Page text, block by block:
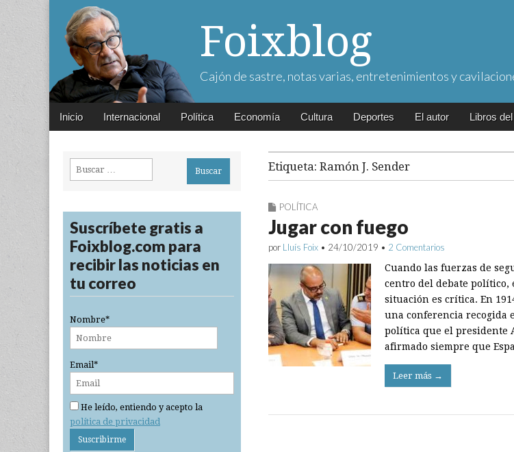
Foixblog
Cajón de sastre, notas varias, entretenimientos y
Main
Skip
Inicio Internacional Política Economía Cultura Deportes El autor Libros
Etiqueta: Ramón J. Sender
POLÍTICA
Jugar con fuego
por Lluís Foix • 24/10/2019 • 2 Comentarios
Cuando las fuerzas de
centro del debate político,
situación es crítica. En
una confe­rencia recogida
política que el presidente
afirmado siempre que
Leer más →
Buscar:
Suscríbete gratis a
Foixblog.com para
recibir las noticias en
tu correo
Nombre*
Email*
He leído, entiendo y acepto la
política de privacidad